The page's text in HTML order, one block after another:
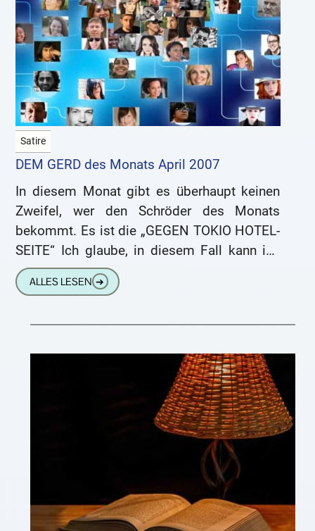
Satire
DEM GERD des Monats April 2007
In diesem Monat gibt es überhaupt keinen
Zweifel, wer den Schröder des Monats
bekommt. Es ist die „GEGEN TOKIO HOTEL-
SEITE“ Ich glaube, in diesem Fall kann ich
mir auch die
ALLES LESEN ➔